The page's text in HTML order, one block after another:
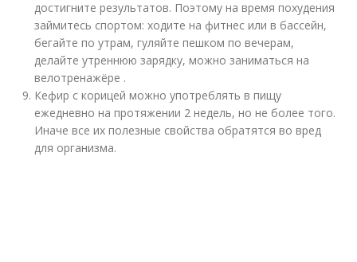
достигните результатов. Поэтому на время похудения
займитесь спортом: ходите на фитнес или в бассейн,
бегайте по утрам, гуляйте пешком по вечерам,
делайте утреннюю зарядку, можно заниматься на
велотренажёре .
Кефир с корицей можно употреблять в пищу
ежедневно на протяжении 2 недель, но не более того.
Иначе все их полезные свойства обратятся во вред
для организма.